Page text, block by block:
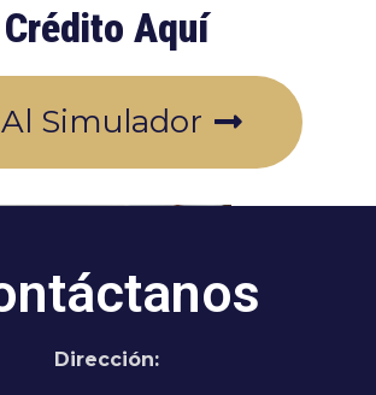
Crédito Aquí
Simulador
Dirección: